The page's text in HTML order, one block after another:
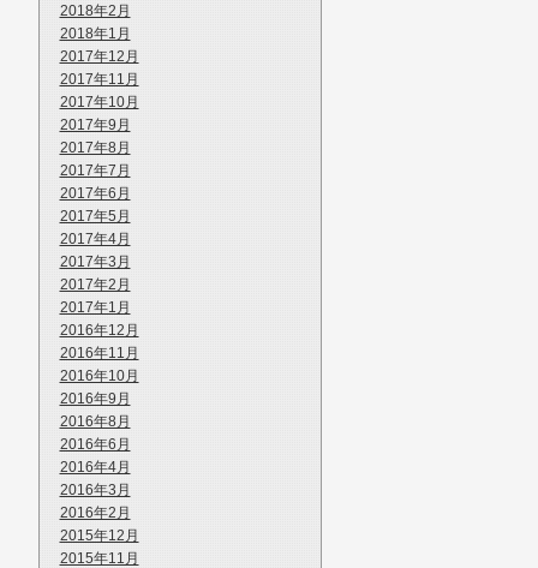
2018年2月
2018年1月
2017年12月
2017年11月
2017年10月
2017年9月
2017年8月
2017年7月
2017年6月
2017年5月
2017年4月
2017年3月
2017年2月
2017年1月
2016年12月
2016年11月
2016年10月
2016年9月
2016年8月
2016年6月
2016年4月
2016年3月
2016年2月
2015年12月
2015年11月